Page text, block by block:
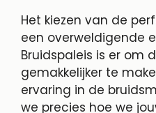
Het kiezen van de
een overweldigende
Bruidspaleis is er om
gemakkelijker te
ervaring in de
we precies hoe we